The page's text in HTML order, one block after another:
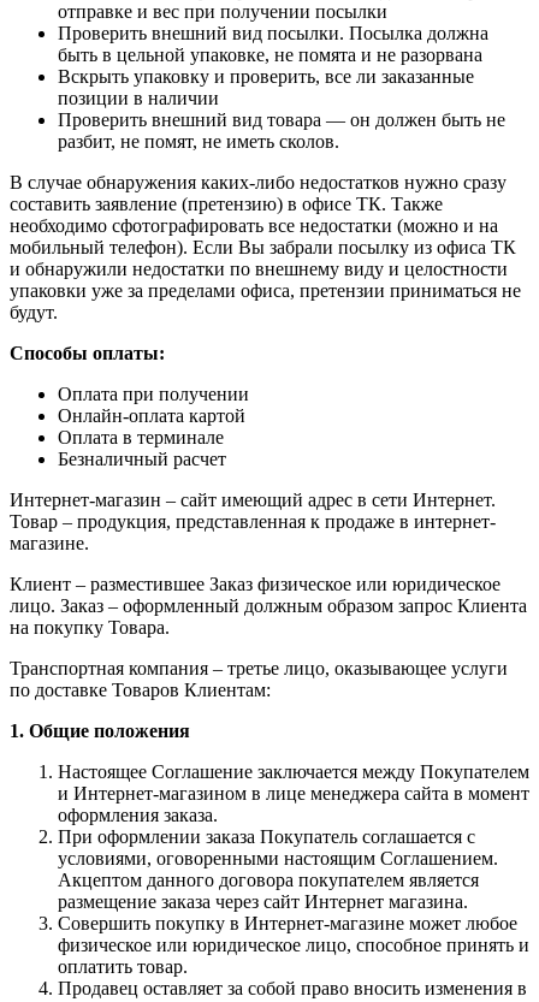
отправке и вес при получении посылки
Проверить внешний вид посылки. Посылка должна
быть в цельной упаковке, не помята и не разорвана
Вскрыть упаковку и проверить, все ли заказанные
позиции в наличии
Проверить внешний вид товара — он должен быть не
разбит, не помят, не иметь сколов.
В случае обнаружения каких-либо недостатков нужно сразу
составить заявление (претензию) в офисе ТК. Также
необходимо сфотографировать все недостатки (можно и на
мобильный телефон). Если Вы забрали посылку из офиса ТК
и обнаружили недостатки по внешнему виду и целостности
упаковки уже за пределами офиса, претензии приниматься не
будут.
Способы оплаты:
Оплата при получении
Онлайн-оплата картой
Оплата в терминале
Безналичный расчет
Интернет-магазин – сайт имеющий адрес в сети Интернет.
Товар – продукция, представленная к продаже в интернет-
магазине.
Клиент – разместившее Заказ физическое или юридическое
лицо. Заказ – оформленный должным образом запрос Клиента
на покупку Товара.
Транспортная компания – третье лицо, оказывающее услуги
по доставке Товаров Клиентам:
1. Общие положения
Настоящее Соглашение заключается между Покупателем
и Интернет-магазином в лице менеджера сайта в момент
оформления заказа.
При оформлении заказа Покупатель соглашается с
условиями, оговоренными настоящим Соглашением.
Акцептом данного договора покупателем является
размещение заказа через сайт Интернет магазина.
Совершить покупку в Интернет-магазине может любое
физическое или юридическое лицо, способное принять и
оплатить товар.
Продавец оставляет за собой право вносить изменения в